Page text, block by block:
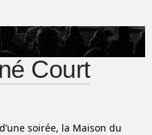
Court
soirée, la Maison du